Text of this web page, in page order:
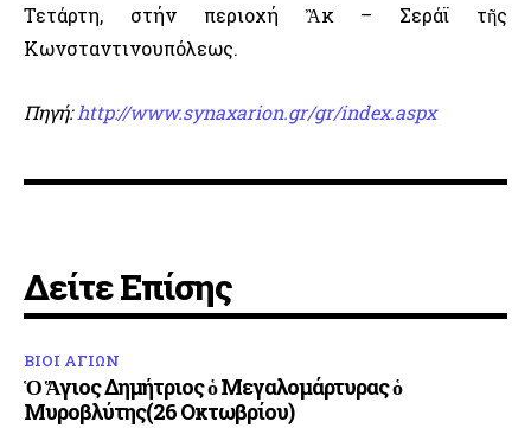
Τετάρτη, στήν περιοχή Ἂκ – Σεράϊ τῆς
Κωνσταντινουπόλεως.
Πηγή:http://www.synaxarion.gr/gr/index.aspx
Δείτε Επίσης
ΒΙΟΙ ΑΓΙΩΝ
Ὁ Ἅγιος Δημήτριος ὁ Μεγαλομάρτυρας ὁ
Μυροβλύτης(26 Οκτωβρίου)